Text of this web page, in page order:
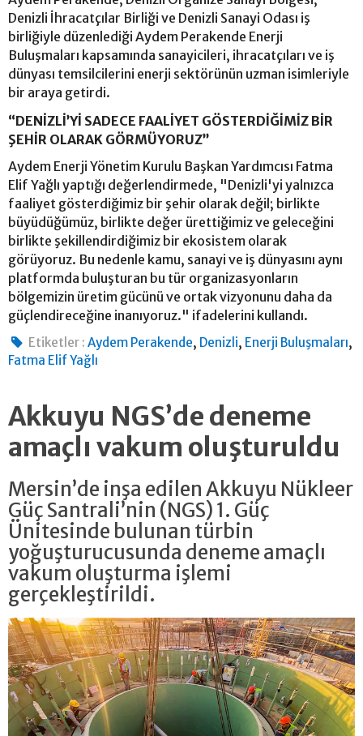
Denizli İhracatçılar Birliği ve Denizli Sanayi Odası iş
birliğiyle düzenlediği Aydem Perakende Enerji
Buluşmaları kapsamında sanayicileri, ihracatçıları ve iş
dünyası temsilcilerini enerji sektörünün uzman isimleriyle
bir araya getirdi.
“DENİZLİ’Yİ SADECE FAALİYET GÖSTERDİĞİMİZ BİR
ŞEHİR OLARAK GÖRMÜYORUZ”
Aydem Enerji Yönetim Kurulu Başkan Yardımcısı Fatma
Elif Yağlı yaptığı değerlendirmede, "Denizli'yi yalnızca
faaliyet gösterdiğimiz bir şehir olarak değil; birlikte
büyüdüğümüz, birlikte değer ürettiğimiz ve geleceğini
birlikte şekillendirdiğimiz bir ekosistem olarak
görüyoruz. Bu nedenle kamu, sanayi ve iş dünyasını aynı
platformda buluşturan bu tür organizasyonların
bölgemizin üretim gücünü ve ortak vizyonunu daha da
güçlendireceğine inanıyoruz." ifadelerini kullandı.
Etiketler : Aydem Perakende, Denizli, Enerji Buluşmaları,
Fatma Elif Yağlı
Akkuyu NGS’de deneme
amaçlı vakum oluşturuldu
Mersin’de inşa edilen Akkuyu Nükleer
Güç Santrali’nin (NGS) 1. Güç
Ünitesinde bulunan türbin
yoğuşturucusunda deneme amaçlı
vakum oluşturma işlemi
gerçekleştirildi.